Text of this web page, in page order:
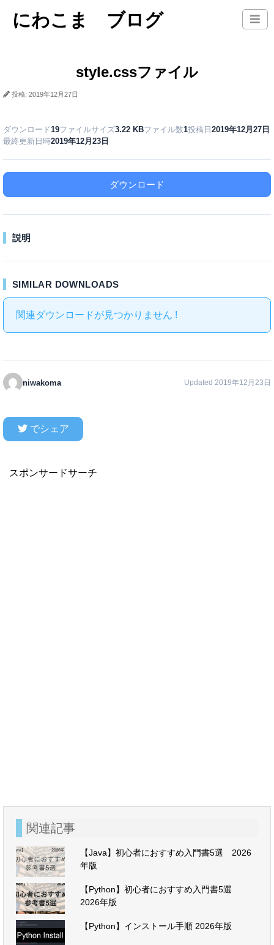
にわこま ブログ
style.cssファイル
投稿: 2019年12月27日
ダウンロード19ファイルサイズ3.22 KBファイル数1投稿日 2019年12月27日
最終更新日時2019年12月23日
ダウンロード
説明
SIMILAR DOWNLOADS
関連ダウンロードが見つかりません !
niwakoma Updated 2019年12月23日
でシェア
スポンサードサーチ
関連記事
【Java】初心者におすすめ入門書5選 2026
年版
【Python】初心者におすすめ入門書5選
2026年版
【Python】インストール手順 2026年版